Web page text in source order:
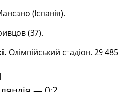
(Іспанія).
(37).
Олімпійський стадіон. 29 485